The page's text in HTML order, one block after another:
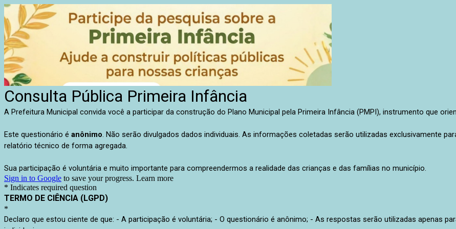
Consulta Pública Primeira Infância
A Prefeitura Municipal convida você a participar da construção do Plano Municipal pela Primeira Infância (PMPI), instrumento que
Este questionário é anônimo. Não serão divulgados dados individuais. As informações coletadas serão utilizadas exclusivamente
relatório técnico de forma agregada.
Sua participação é voluntária e muito importante para compreendermos a realidade das crianças e das famílias no município.
Sign in to Google to save your progress. Learn more
* Indicates required question
TERMO DE CIÊNCIA (LGPD)
*
Declaro que estou ciente de que: - A participação é voluntária; - O questionário é anônimo; - As respostas serão utilizadas apenas